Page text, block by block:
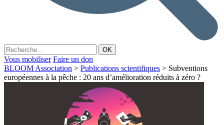
Vous mobiliser Faire un don
BLOOM Association > Publications scientifiques > Subventions
européennes à la pêche : 20 ans d’amélioration réduits à zéro ?